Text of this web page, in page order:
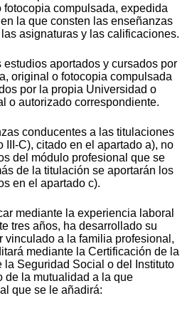
compulsada, expedida
la que consten las enseñanzas
asignaturas y las calificaciones.
estudios aportados y cursados por
original o fotocopia compulsada
por la propia Universidad o
o autorizado correspondiente.
conducentes a las titulaciones
III-C), citado en el apartado a), no
del módulo profesional que se
de la titulación se aportarán los
en el apartado c).
mediante la experiencia laboral
tres años, ha desarrollado su
vinculado a la familia profesional,
mediante la Certificación de la
la Seguridad Social o del Instituto
de la mutualidad a la que
que se le añadirá: